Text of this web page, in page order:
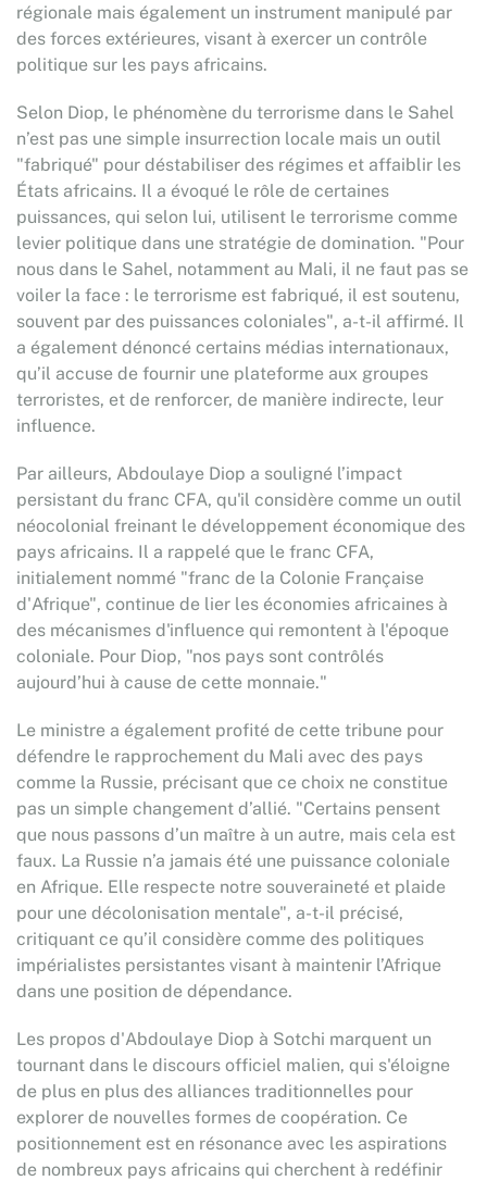
régionale mais également un instrument manipulé par
des forces extérieures, visant à exercer un contrôle
politique sur les pays africains.
Selon Diop, le phénomène du terrorisme dans le Sahel
n’est pas une simple insurrection locale mais un outil
"fabriqué" pour déstabiliser des régimes et affaiblir les
États africains. Il a évoqué le rôle de certaines
puissances, qui selon lui, utilisent le terrorisme comme
levier politique dans une stratégie de domination. "Pour
nous dans le Sahel, notamment au Mali, il ne faut pas se
voiler la face : le terrorisme est fabriqué, il est soutenu,
souvent par des puissances coloniales", a-t-il affirmé. Il
a également dénoncé certains médias internationaux,
qu’il accuse de fournir une plateforme aux groupes
terroristes, et de renforcer, de manière indirecte, leur
influence.
Par ailleurs, Abdoulaye Diop a souligné l’impact
persistant du franc CFA, qu'il considère comme un outil
néocolonial freinant le développement économique des
pays africains. Il a rappelé que le franc CFA,
initialement nommé "franc de la Colonie Française
d'Afrique", continue de lier les économies africaines à
des mécanismes d'influence qui remontent à l'époque
coloniale. Pour Diop, "nos pays sont contrôlés
aujourd’hui à cause de cette monnaie."
Le ministre a également profité de cette tribune pour
défendre le rapprochement du Mali avec des pays
comme la Russie, précisant que ce choix ne constitue
pas un simple changement d’allié. "Certains pensent
que nous passons d’un maître à un autre, mais cela est
faux. La Russie n’a jamais été une puissance coloniale
en Afrique. Elle respecte notre souveraineté et plaide
pour une décolonisation mentale", a-t-il précisé,
critiquant ce qu’il considère comme des politiques
impérialistes persistantes visant à maintenir l’Afrique
dans une position de dépendance.
Les propos d'Abdoulaye Diop à Sotchi marquent un
tournant dans le discours officiel malien, qui s'éloigne
de plus en plus des alliances traditionnelles pour
explorer de nouvelles formes de coopération. Ce
positionnement est en résonance avec les aspirations
de nombreux pays africains qui cherchent à redéfinir